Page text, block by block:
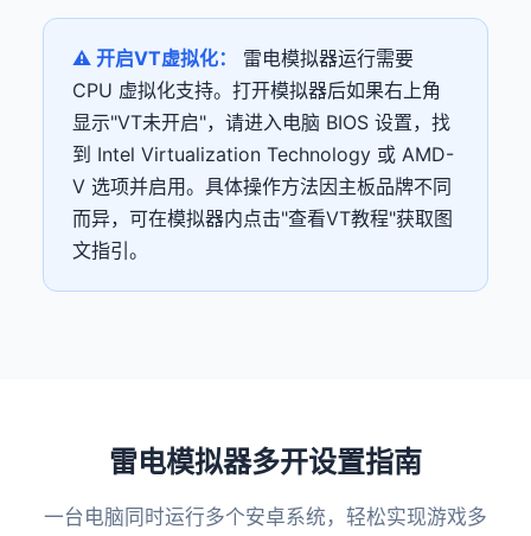
⚠️ 开启VT虚拟化：
雷电模拟器运行需要
CPU 虚拟化支持。打开模拟器后如果右上角
显示"VT未开启"，请进入电脑 BIOS 设置，找
到 Intel Virtualization Technology 或 AMD-
V 选项并启用。具体操作方法因主板品牌不同
而异，可在模拟器内点击"查看VT教程"获取图
文指引。
雷电模拟器多开设置指南
一台电脑同时运行多个安卓系统，轻松实现游戏多